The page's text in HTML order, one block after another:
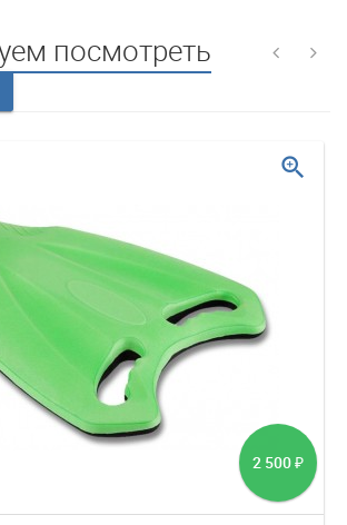
посмотреть
2 500 ₽
zoom_in